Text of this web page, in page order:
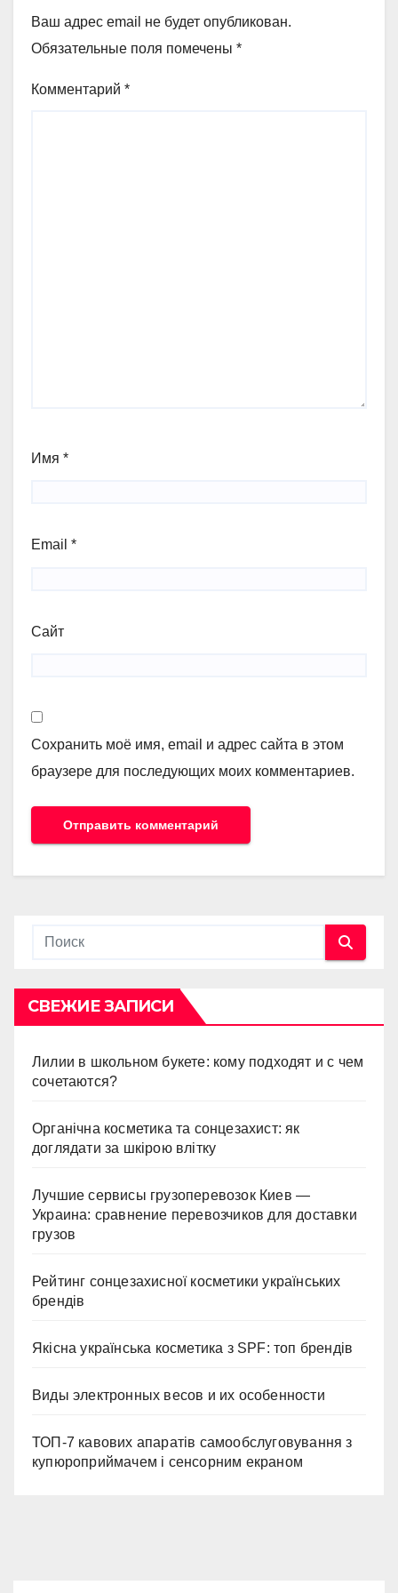
Ваш адрес email не будет опубликован.
Обязательные поля помечены *
Комментарий *
Имя *
Email *
Сайт
Сохранить моё имя, email и адрес сайта в этом
браузере для последующих моих комментариев.
СВЕЖИЕ ЗАПИСИ
Лилии в школьном букете: кому подходят и с чем
сочетаются?
Органічна косметика та сонцезахист: як
доглядати за шкірою влітку
Лучшие сервисы грузоперевозок Киев —
Украина: сравнение перевозчиков для доставки
грузов
Рейтинг сонцезахисної косметики українських
брендів
Якісна українська косметика з SPF: топ брендів
Виды электронных весов и их особенности
ТОП-7 кавових апаратів самообслуговування з
купюроприймачем і сенсорним екраном